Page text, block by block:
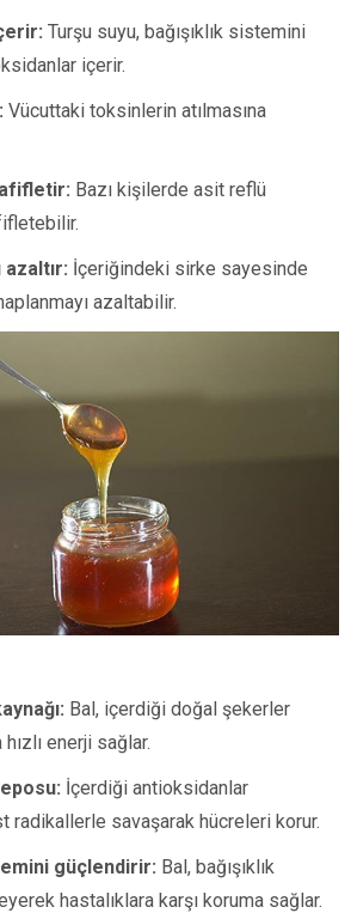
Turşu suyu, bağışıklık sistemini
içerir.
Vücuttaki toksinlerin atılmasına
Bazı kişilerde asit reflü
azaltır: İçeriğindeki sirke sayesinde
azaltabilir.
Bal, içerdiği doğal şekerler
enerji sağlar.
İçerdiği antioksidanlar
radikallerle savaşarak hücreleri korur.
güçlendirir: Bal, bağışıklık
hastalıklara karşı koruma sağlar.